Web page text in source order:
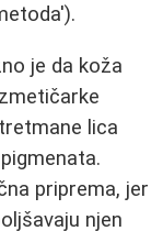
je da koža
lica
priprema, jer
njen